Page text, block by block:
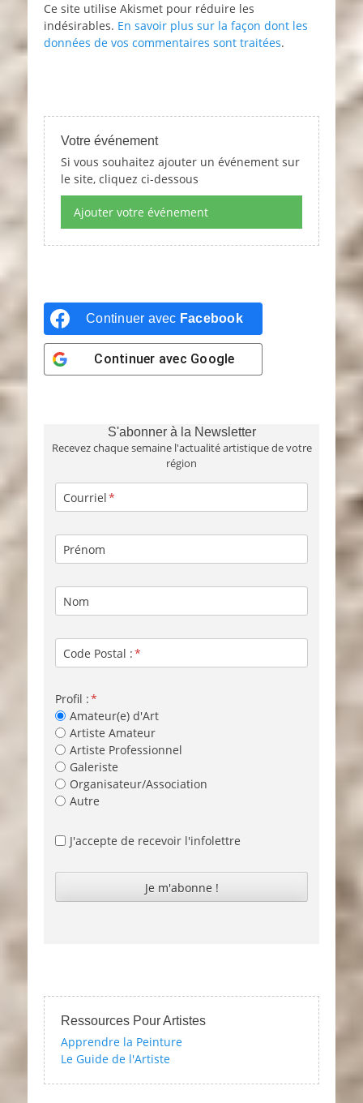
Ce site utilise Akismet pour réduire les
indésirables. En savoir plus sur la façon dont les
données de vos commentaires sont traitées.
Votre événement
Si vous souhaitez ajouter un événement sur
le site, cliquez ci-dessous
Ajouter votre événement
Continuer avec Facebook
Continuer avec Google
S'abonner à la Newsletter
Recevez chaque semaine l'actualité artistique de votre
région
Courriel
Prénom
Nom
Code Postal :
Profil :
Amateur(e) d'Art
Artiste Amateur
Artiste Professionnel
Galeriste
Organisateur/Association
Autre
J'accepte de recevoir l'infolettre
Ressources Pour Artistes
Apprendre la Peinture
Le Guide de l'Artiste